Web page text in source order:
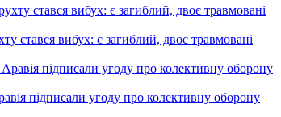
стався вибух: є загиблий, двоє травмовані
підписали угоду про колективну оборону